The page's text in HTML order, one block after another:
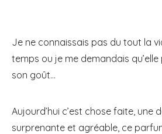
Je ne connaissais pas du tout la
temps ou je me demandais
son goût…
Aujourd’hui c’est chose faite, une
surprenante et agréable, ce